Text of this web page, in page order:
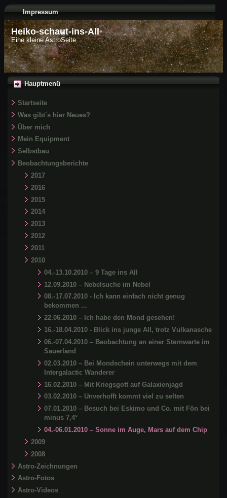
Impressum
Heiko-schaut-ins-All
Eine kleine AstroSeite
Hauptmenü
Startseite
Was gibt´s hier Neues?
Über mich
Mein Equipment
Selbstbau
Beobachtungsberichte
2017
2016
2015
2014
2013
2012
2011
2010
04.-13.10.2010 – 9 Tage ins All
12.09.2010 – Nebelsuche im Nebel
08.-17.07.2010 - Ich kann einfach nicht genug
bekommen ...
22.06.2010 – Ich habe den Mond gesehen!
16.-18.04.2010 - Blick ins junge All, trotz Vulkanasche
06.-07.04.2010 – Beobachtung an einer Sternwarte im
Sauerland
02.03.2010 – Bei Mondschein unterwegs mit dem
Intergalactic Wanderer
16.02.2010 – Mit Kriegsgott auf Galaxienjagd
03.02.2010 – Unverhofft kommt viel zu selten
07.01.2010 – Besuch bei Eskimo und Co. mit Fön bei
minus 7,4°
04.-06.01.2010 – Sonne im Auge, Mars auf dem Chip
2009
2008
Astro-Zeichnungen
Astro-Fotos
Astro-Videos